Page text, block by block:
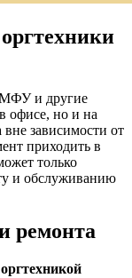
и другие
офисе, но и на
зависимости от
приходить в
только
и обслуживанию
ремонта